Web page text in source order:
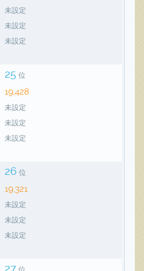
未設定
未設定
未設定
25 位
19,428
未設定
未設定
未設定
26 位
19,321
未設定
未設定
未設定
27 位